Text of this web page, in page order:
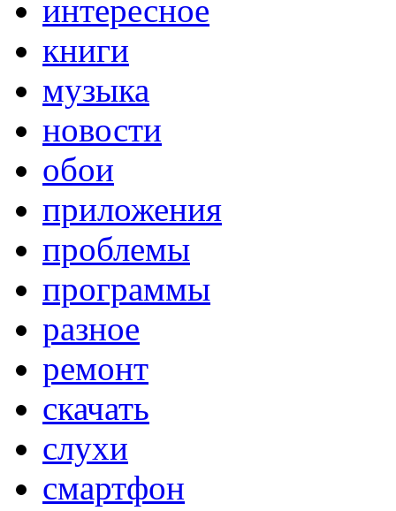
интересное
книги
музыка
новости
обои
приложения
проблемы
программы
разное
ремонт
скачать
слухи
смартфон